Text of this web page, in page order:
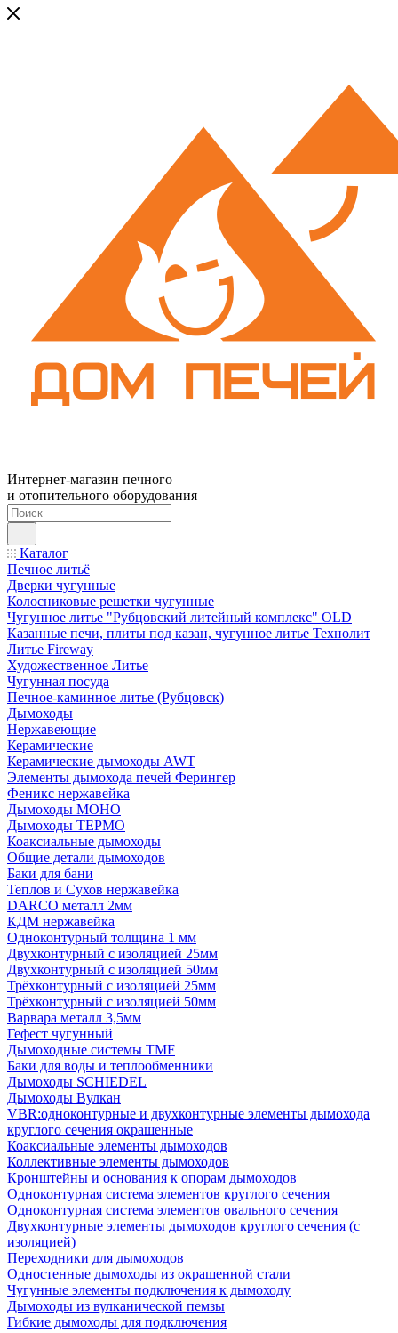
Интернет-магазин печного
и отопительного оборудования
Каталог
Печное литьё
Дверки чугунные
Колосниковые решетки чугунные
Чугунное литье "Рубцовский литейный комплекс" OLD
Казанные печи, плиты под казан, чугунное литье Технолит
Литье Fireway
Художественное Литье
Чугунная посуда
Печное-каминное литье (Рубцовск)
Дымоходы
Нержавеющие
Керамические
Керамические дымоходы AWT
Элементы дымохода печей Ферингер
Феникс нержавейка
Дымоходы МОНО
Дымоходы ТЕРМО
Коаксиальные дымоходы
Общие детали дымоходов
Баки для бани
Теплов и Сухов нержавейка
DARCO металл 2мм
КДМ нержавейка
Одноконтурный толщина 1 мм
Двухконтурный с изоляцией 25мм
Двухконтурный с изоляцией 50мм
Трёхконтурный с изоляцией 25мм
Трёхконтурный с изоляцией 50мм
Варвара металл 3,5мм
Гефест чугунный
Дымоходные системы TMF
Баки для воды и теплообменники
Дымоходы SCHIEDEL
Дымоходы Вулкан
VBR:одноконтурные и двухконтурные элементы дымохода
круглого сечения окрашенные
Коаксиальные элементы дымоходов
Коллективные элементы дымоходов
Кронштейны и основания к опорам дымоходов
Одноконтурная система элементов круглого сечения
Одноконтурная система элементов овального сечения
Двухконтурные элементы дымоходов круглого сечения (с
изоляцией)
Переходники для дымоходов
Одностенные дымоходы из окрашенной стали
Чугунные элементы подключения к дымоходу
Дымоходы из вулканической пемзы
Гибкие дымоходы для подключения